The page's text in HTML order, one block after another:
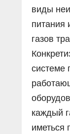
виды
питания
газов
системе
каждый
иметься